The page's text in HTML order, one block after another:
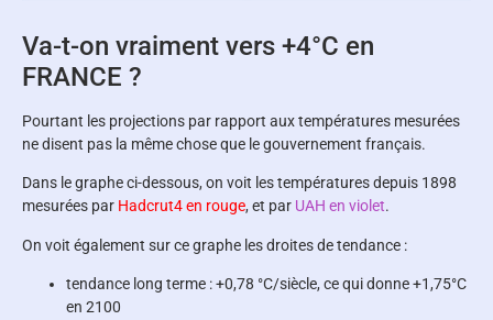
Va-t-on vraiment vers +4°C en
FRANCE ?
Pourtant les projections par rapport aux températures mesurées
ne disent pas la même chose que le gouvernement français.
Dans le graphe ci-dessous, on voit les températures depuis 1898
mesurées par Hadcrut4 en rouge, et par UAH en violet.
On voit également sur ce graphe les droites de tendance :
tendance long terme : +0,78 °C/siècle, ce qui donne +1,75°C
en 2100